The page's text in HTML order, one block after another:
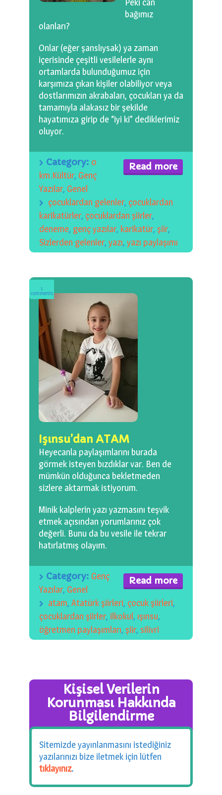
0 km.Bızdıklar Yazılarım
Filmlerimiz
Hadi Bize Yazın
Peki can
bağımız
olanları?
Onlar (eğer şanslıysak) ya zaman
içerisinde çeşitli vesilelerle aynı
ortamlarda bulunduğumuz için
karşımıza çıkan kişiler olabiliyor veya
dostlarımızın akrabaları, çocukları ya da
tamamıyla alakasız bir şekilde
hayatımıza girip de “iyi ki” dediklerimiz
oluyor.
Read more
Category: 0
km.Kültür, Genç
Yazılar, Genel
çocuklardan gelenler, çocuklardan
karikatürler, çocuklardan şiirler,
deneme, genç yazılar, karikatür, şiir,
Sizlerden gelenler, yazı, yazı paylaşımı
1
comments
Işınsu’dan ATAM
Heyecanla paylaşımlarını burada
görmek isteyen bızdıklar var. Ben de
mümkün olduğunca bekletmeden
sizlere aktarmak istiyorum.
Minik kalplerin yazı yazmasını teşvik
etmek açısından yorumlarınız çok
değerli. Bunu da bu vesile ile tekrar
hatırlatmış olayım.
Read more
Category: Genç
Yazılar, Genel
atam, Atatürk şiirleri, çocuk şiirleri,
çocuklardan şiirler, ilkokul, ışınsu,
öğretmen paylaşımları, şiir, silivri
Kişisel Verilerin
Korunması Hakkında
Bilgilendirme
Sitemizde yayınlanmasını istediğiniz
yazılarınızı bize iletmek için lütfen
tıklayınız.